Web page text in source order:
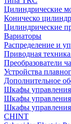
Цилиндрические
Коническо
Цилиндрические
Вариаторы
Распределение и
Приводная
Преобразователи
Устройства
Дополнительное
Шкафы
Шкафы
Шкафы
CHINT